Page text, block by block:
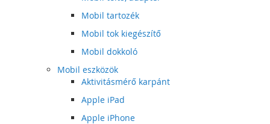
Mobil tartozék
Mobil tok kiegészítő
Mobil dokkoló
Mobil eszközök
Aktivitásmérő karpánt
Apple iPad
Apple iPhone